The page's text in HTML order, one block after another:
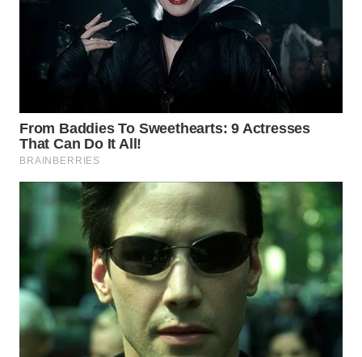
TAPANULI
SELATAN
TANJUNG
LESUNG
KARO
SIMALUNGUN
LABUHANBATU
WN